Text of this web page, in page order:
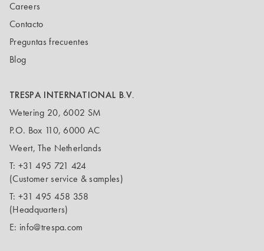
Careers
Contacto
Preguntas frecuentes
Blog
TRESPA INTERNATIONAL B.V.
Wetering 20, 6002 SM
P.O. Box 110, 6000 AC
Weert, The Netherlands
T: +31 495 721 424
(Customer service & samples)
T: +31 495 458 358
(Headquarters)
E: info@trespa.com